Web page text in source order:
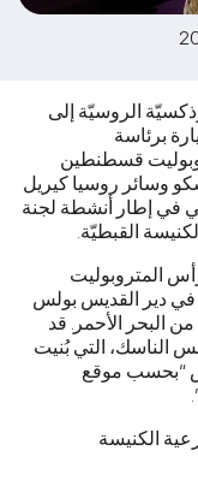
الروسيّة إلى
برئاسة
قسطنطين
وسائر روسيا كيريل
في إطار أنشطة لجنة
القبطيّة.
الأحد ترأس المتروبوليت
دير القديس بولس
البحر الأحمر. قد
الناسك، التي بُنيت
“بحسب موقع
الكنيسة